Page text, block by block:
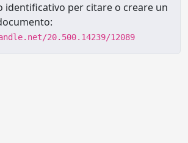
identificativo per citare o creare un
20.500.14239/12089